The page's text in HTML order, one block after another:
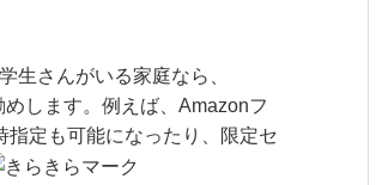
生さんがいる家庭なら、
します。例えば、Amazonフ
指定も可能になったり、限定セ